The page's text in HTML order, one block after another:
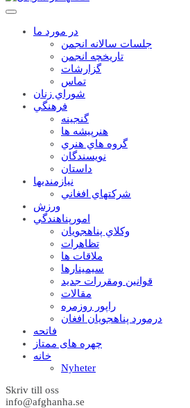
در مورد ما
جلسات سالانه انجمن
تاریخچه انجمن
گزارشات
تماس
شوراي زنان
فرهنگي
گنجينه
هنرپيشه ها
گروه هاي هنري
نويسندگان
داستان
نيازمنديها
شرکتهاي افغاني
ورزش
امورپناهندگي
وکلاي پناهجويان
تظاهرات
ملاقات ها
سيمينارها
قوانين ومقررات جديد
مقالات
راپور روزمره
درمورد پناهجويان افغان
فاتحه
چهره های ممتاز
خانه
Nyheter
Skriv till oss
info@afghanha.se